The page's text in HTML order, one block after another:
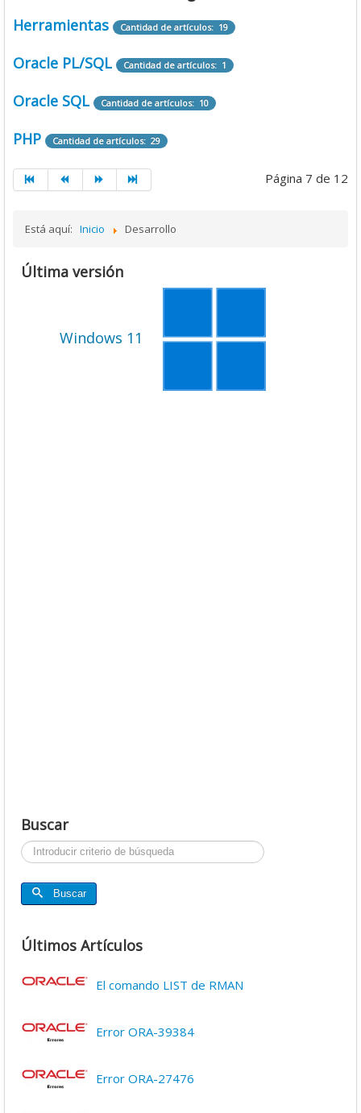
Herramientas
Cantidad de artículos: 19
Oracle PL/SQL Cantidad de artículos: 1
Oracle SQL Cantidad de artículos: 10
PHP Cantidad de artículos: 29
Página 7 de 12
Está aquí: Inicio Desarrollo
Última versión
Windows 11
Buscar
Buscar...
Buscar
Últimos Artículos
El comando LIST de RMAN
Error ORA-39384
Error ORA-27476